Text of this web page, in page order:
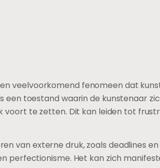
veelvoorkomend fenomeen dat
een toestand waarin de kunstenaar
te zetten. Dit kan leiden tot
van externe druk, zoals deadlines en
perfectionisme. Het kan zich